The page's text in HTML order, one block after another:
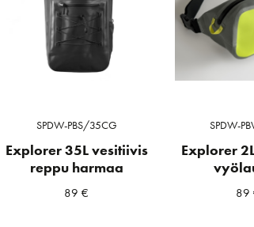
SPDW-PBS/35CG
Explorer 35L vesitiivis
reppu harmaa
89€
SPDW-
Explorer
89